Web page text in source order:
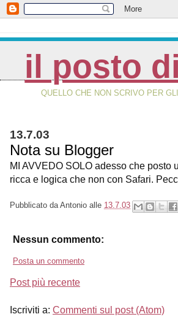
il posto
QUELLO CHE NON SCRIVO PER
13.7.03
Nota su Blogger
MI AVVEDO SOLO adesso che
ricca e logica che non con Safari.
Pubblicato da Antonio alle 13.7.03
Nessun commento:
Posta un commento
Post più recente
Iscriviti a: Commenti sul post (Atom)